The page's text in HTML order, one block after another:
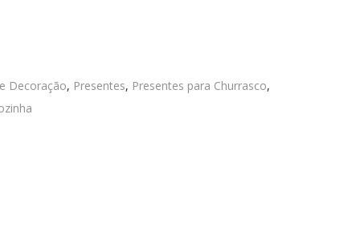
Decoração, Presentes, Presentes para Churrasco,